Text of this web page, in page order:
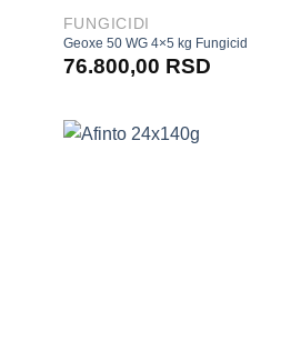
FUNGICIDI
Geoxe 50 WG 4×5 kg Fungicid
76.800,00 RSD